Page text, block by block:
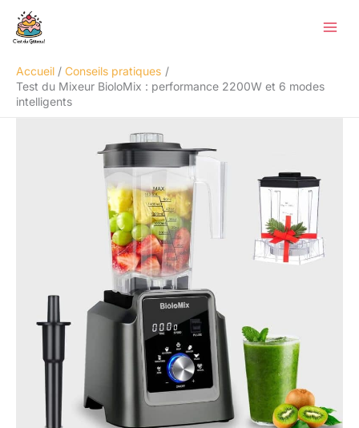
Accueil
Conseils pratiques
Test du Mixeur BioloMix : performance 2200W et 6 modes
intelligents
Rechercher